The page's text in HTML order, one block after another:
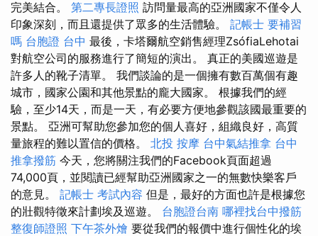
完美結合。 第二專長證照 訪問量最高的亞洲國家不僅令人
印象深刻，而且還提供了眾多的生活體驗。 記帳士 要補習
嗎 台胞證 台中 最後，卡塔爾航空銷售經理ZsófiaLehotai
對航空公司的服務進行了簡短的演出。 真正的美國巡遊是
許多人的靴子清單。 我們談論的是一個擁有數百萬個有趣
城市，國家公園和其他景點的龐大國家。 根據我們的經
驗，至少14天，而是一天，有必要方便地參觀該國最重要的
景點。 亞洲可幫助您參加您的個人喜好，組織良好，高質
量旅程的難以置信的價格。 北投 按摩 台中氣結推拿 台中
推拿撥筋 今天，您將關注我們的Facebook頁面超過
74,000頁，並閱讀已經幫助亞洲國家之一的無數快樂客戶
的意見。 記帳士 考試內容 但是，最好的方面也許是根據您
的壯觀特徵來計劃埃及巡遊。 台胞證台南 哪裡找台中撥筋
整復師證照 下午茶外燴 要從我們的報價中進行個性化的埃